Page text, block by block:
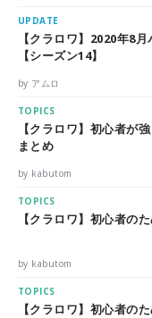
UPDATE
【クラロワ】2020年8
【シーズン14】
by アムロ
TOPICS
【クラロワ】初心者が
まとめ
by kabutom
TOPICS
【クラロワ】初心者の
by kabutom
TOPICS
【クラロワ】初心者の